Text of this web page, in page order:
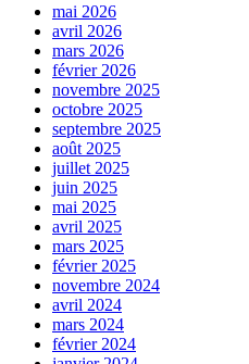
mai 2026
avril 2026
mars 2026
février 2026
novembre 2025
octobre 2025
septembre 2025
août 2025
juillet 2025
juin 2025
mai 2025
avril 2025
mars 2025
février 2025
novembre 2024
avril 2024
mars 2024
février 2024